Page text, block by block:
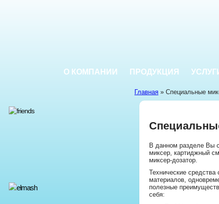
О КОМПАНИИ ПРОДУКЦИЯ
Главная » Специальные
В данном разделе Вы
миксер, картиджный
миксер-дозатор.
Технические
материалов,
полезные
себя: